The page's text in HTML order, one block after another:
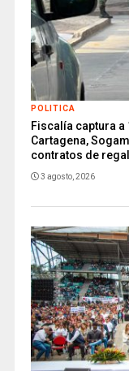
POLITICA
Fiscalía captura a
Cartagena,
contratos de
3 agosto, 2026